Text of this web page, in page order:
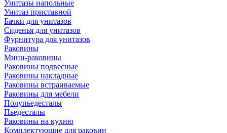
Унитазы напольные
Унитаз приставной
Бачки для унитазов
Сиденья для унитазов
Фурнитура для унитазов
Раковины
Мини-раковины
Раковины подвесные
Раковины накладные
Раковины встраиваемые
Раковины для мебели
Полупьедесталы
Пьедесталы
Раковины на кухню
Комплектующие для раковин